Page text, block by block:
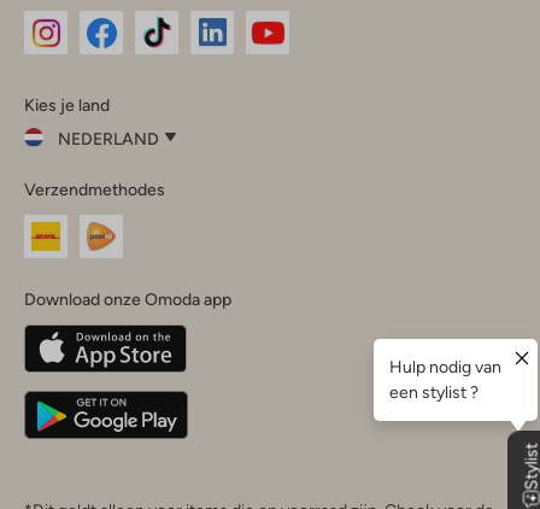
InstagramFacebook
Kies je land
NEDERLAND
je
land
Nederland
Belgique(Français)
Deutschland
Verzendmethodes
Download onze Omoda app